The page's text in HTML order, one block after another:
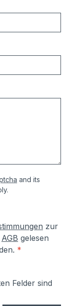
and its
zur
AGB gelesen
*
Felder sind